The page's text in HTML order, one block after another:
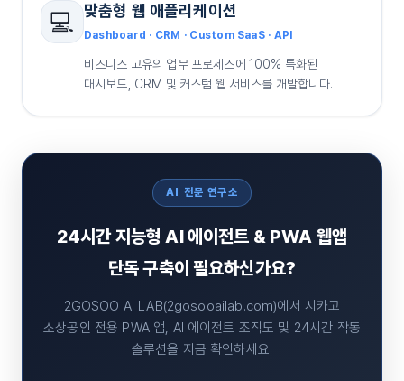
💻 맞춤형 웹 애플리케이션
Dashboard · CRM · Custom SaaS · API
비즈니스 고유의 업무 프로세스에 100% 특화된
대시보드, CRM 및 커스텀 웹 서비스를 개발합니다.
AI 전문 연구소
24시간 지능형 AI 에이전트 & PWA 웹앱
단독 구축이 필요하신가요?
2GOSOO AI LAB(2gosooailab.com)에서 시카고
소상공인 전용 PWA 앱, AI 에이전트 조직도 및 24시간 작동
솔루션을 지금 확인하세요.